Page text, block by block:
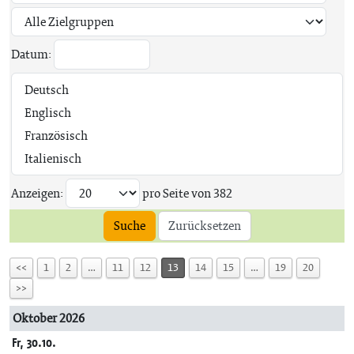
Datum:
Anzeigen: pro Seite von382
Suche
Zurücksetzen
<< 1 2 … 11 12 13 14 15 … 19
20
>>
Oktober 2026
Fr, 30.10.